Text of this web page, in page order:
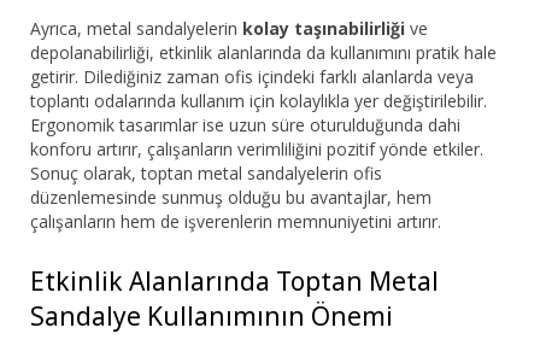
Ayrıca, metal sandalyelerin kolay taşınabilirliği ve
depolanabilirliği, etkinlik alanlarında da kullanımını pratik hale
getirir. Dilediğiniz zaman ofis içindeki farklı alanlarda veya
toplantı odalarında kullanım için kolaylıkla yer değiştirilebilir.
Ergonomik tasarımlar ise uzun süre oturulduğunda dahi
konforu artırır, çalışanların verimliliğini pozitif yönde etkiler.
Sonuç olarak, toptan metal sandalyelerin ofis
düzenlemesinde sunmuş olduğu bu avantajlar, hem
çalışanların hem de işverenlerin memnuniyetini artırır.
Etkinlik Alanlarında Toptan Metal
Sandalye Kullanımının Önemi